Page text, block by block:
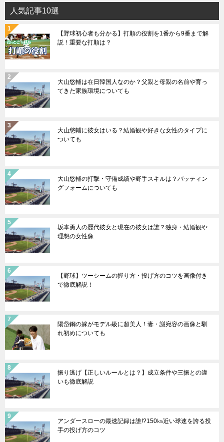
人気記事10選
【野球初心者も分かる】打順の役割を1番から9番まで解
説！重要な打順は？
大山悠輔は在日韓国人なのか？父親と母親の名前や育っ
てきた家族環境についても
大山悠輔に彼女はいる？結婚観や好きな女性のタイプに
ついても
大山悠輔の打撃・守備成績や野手スキルは？バッティン
グフォームについても
坂本勇人の歴代彼女と現在の彼女は誰？独身・結婚観や
理想の女性像
【野球】ツーシームの握り方・投げ方のコツを画像付き
で徹底解説！
陽岱鋼の嫁がモデル級に超美人！妻・謝宛容の画像と馴
れ初めについても
振り逃げ【正しいルールとは？】成立条件や三振との違
いも徹底解説
アンダースローの最速記録は誰!?150㎞近い球速を誇る投
手の投げ方のコツ